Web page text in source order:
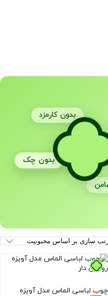
بدون کارمزد
بدون چک
چوب لباسی الماس مدل آویزه